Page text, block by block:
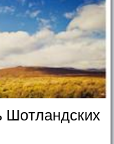
Шотландских